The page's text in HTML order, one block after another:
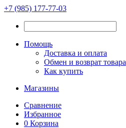
+7 (985) 177-77-03
Помощь
Доставка и оплата
Обмен и возврат товара
Как купить
Магазины
Сравнение
Избранное
0 Корзина